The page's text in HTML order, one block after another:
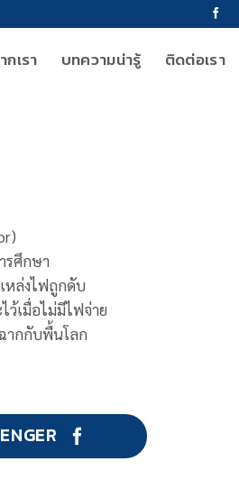
เรา บทความน่ารู้ ติดต่อเรา
รศึกษา
หล่งไฟถูกดับ
ว้เมื่อไม่มีไฟจ่าย
ากกับพื้นโลก